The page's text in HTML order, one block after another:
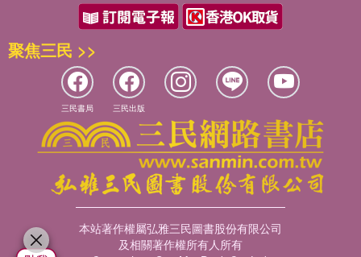
聚焦三民 >>
三民書局 三民出版
本站著作權屬弘雅三民圖書股份有限公司
及相關著作權所有人所有